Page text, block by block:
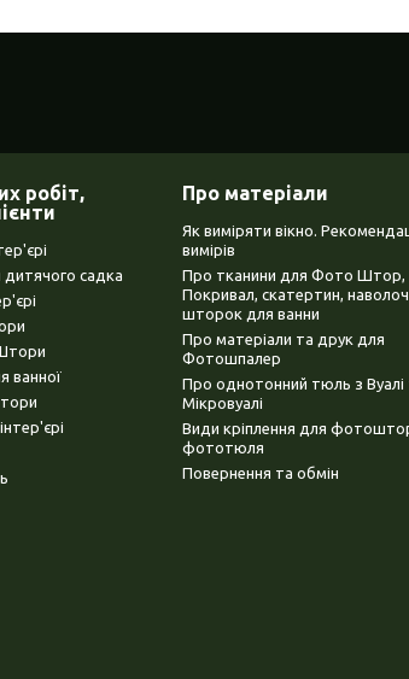
робіт,
садка
ванної
Про матеріали
Як виміряти вікно.
вимірів
Про тканини для Фото Штор,
Покривал, скатертин,
шторок для ванни
Про матеріали та друк для
Фотошпалер
Про однотонний тюль з Вуалі
Мікровуалі
Види кріплення для
фототюля
Повернення та обмін